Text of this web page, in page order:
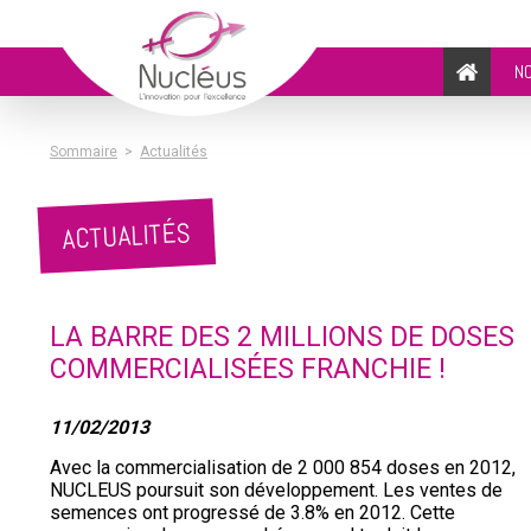
Sommaire > Actualités
ACTUALITÉS
LA BARRE DES 2 MILLIONS DE DOSES
COMMERCIALISÉES FRANCHIE !
11/02/2013
Avec la commercialisation de 2 000 854 doses en 2012,
NUCLEUS poursuit son développement. Les ventes de
semences ont progressé de 3.8% en 2012. Cette